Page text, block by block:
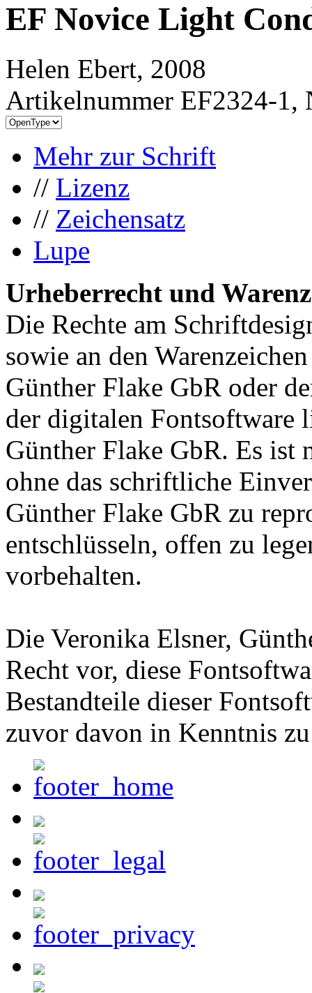
EF Novice Light
Helen Ebert, 2008
Artikelnummer EF2324-1,
Mehr zur Schrift
// Lizenz
// Zeichensatz
Lupe
Urheberrecht und
Die Rechte am
sowie an den
Günther Flake GbR oder
der digitalen Fontsoftware
Günther Flake GbR. Es ist
ohne das schriftliche
Günther Flake GbR zu
entschlüsseln, offen zu
vorbehalten.
Die Veronika Elsner,
Recht vor, diese
Bestandteile dieser
zuvor davon in Kenntnis zu